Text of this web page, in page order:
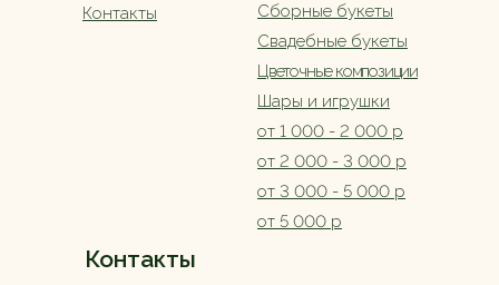
Контакты
Сборные букеты
Свадебные букеты
Цветочные композиции
от 5 000 р
Контакты
Шары и игрушки
от 1 000 - 2 000 р
от 2 000 - 3 000 р
от 3 000 - 5 000 р